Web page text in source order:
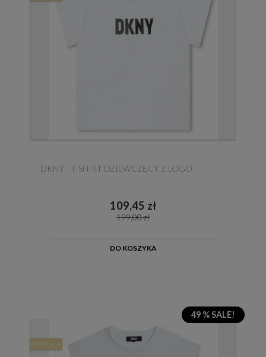
DKNY - T-SHIRT DZIEWCZĘCY Z LOGO
109,45 zł
199,00 zł
DO KOSZYKA
49 % SALE!
Promocja